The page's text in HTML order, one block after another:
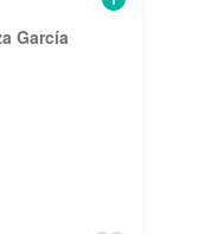
García